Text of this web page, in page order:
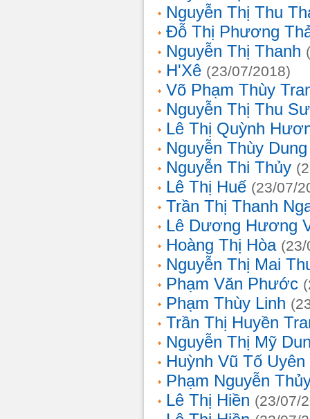
Nguyễn Thị Thu
Đỗ Thị Phương
Nguyễn Thị Thanh
H'Xê (23/07/2018)
Võ Phạm Thùy
Nguyễn Thị Thu
Lê Thị Quỳnh
Nguyễn Thùy Dung
Nguyễn Thi Thủy
Lê Thị Huế (23/07/
Trần Thị Thanh
Lê Dương Hương
Hoàng Thị Hòa
Nguyễn Thị Mai
Phạm Văn Phước
Phạm Thùy Linh
Trần Thị Huyền
Nguyễn Thị Mỹ
Huỳnh Vũ Tố Uyên
Phạm Nguyễn
Lê Thị Hiền (23/07/